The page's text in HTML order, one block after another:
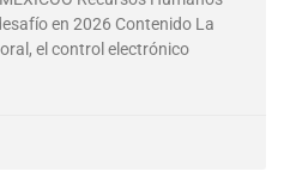
en 2026 Contenido La
el control electrónico